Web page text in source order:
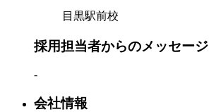
目黒駅前校
採用担当者からのメッセージ
-
会社情報